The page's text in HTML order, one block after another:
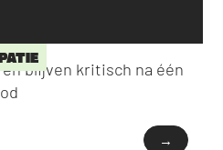
blijven kritisch na één
→